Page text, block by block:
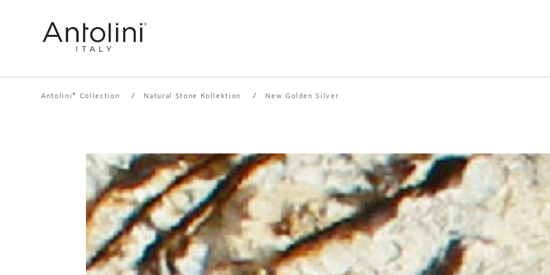
Antolini® Collection / Natural Stone Kollektion / New Golden Silver